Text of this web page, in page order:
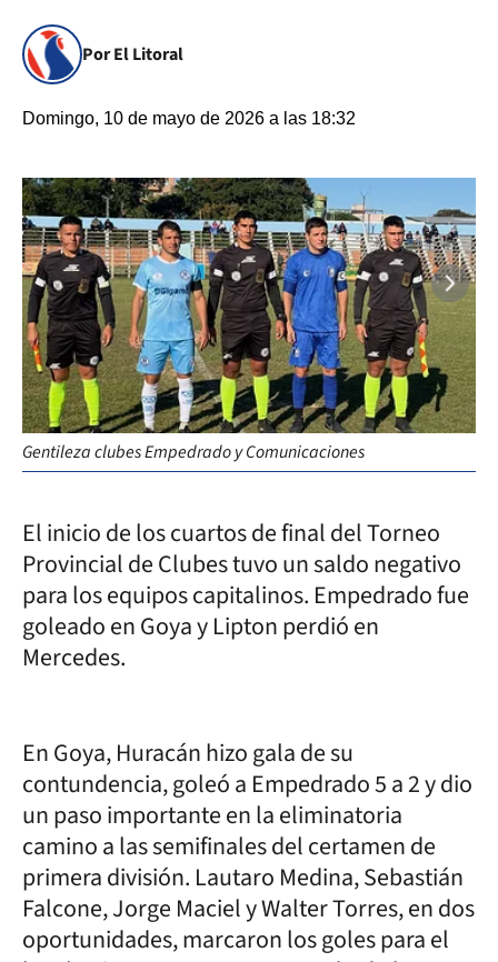
Por El Litoral
Domingo, 10 de mayo de 2026 a las 18:32
Gentileza clubes Empedrado y Comunicaciones
El inicio de los cuartos de final del Torneo
Provincial de Clubes tuvo un saldo negativo
para los equipos capitalinos. Empedrado fue
goleado en Goya y Lipton perdió en
Mercedes.
En Goya, Huracán hizo gala de su
contundencia, goleó a Empedrado 5 a 2 y dio
un paso importante en la eliminatoria
camino a las semifinales del certamen de
primera división. Lautaro Medina, Sebastián
Falcone, Jorge Maciel y Walter Torres, en dos
oportunidades, marcaron los goles para el